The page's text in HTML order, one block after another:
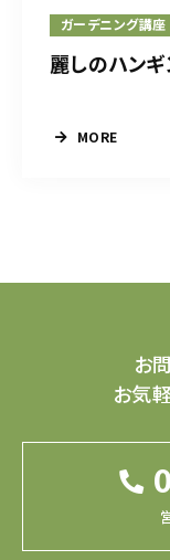
ガーデニング講座
麗しのハン
MORE
お
お気